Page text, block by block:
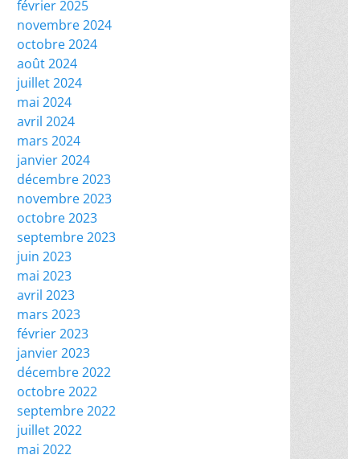
février 2025
novembre 2024
octobre 2024
août 2024
juillet 2024
mai 2024
avril 2024
mars 2024
janvier 2024
décembre 2023
novembre 2023
octobre 2023
septembre 2023
juin 2023
mai 2023
avril 2023
mars 2023
février 2023
janvier 2023
décembre 2022
octobre 2022
septembre 2022
juillet 2022
mai 2022